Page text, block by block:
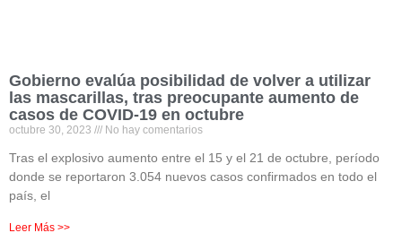
Gobierno evalúa posibilidad de volver a utilizar
las mascarillas, tras preocupante aumento de
casos de COVID-19 en octubre
octubre 30, 2023 No hay comentarios
Tras el explosivo aumento entre el 15 y el 21 de octubre, período
donde se reportaron 3.054 nuevos casos confirmados en todo el
país, el
Leer Más >>